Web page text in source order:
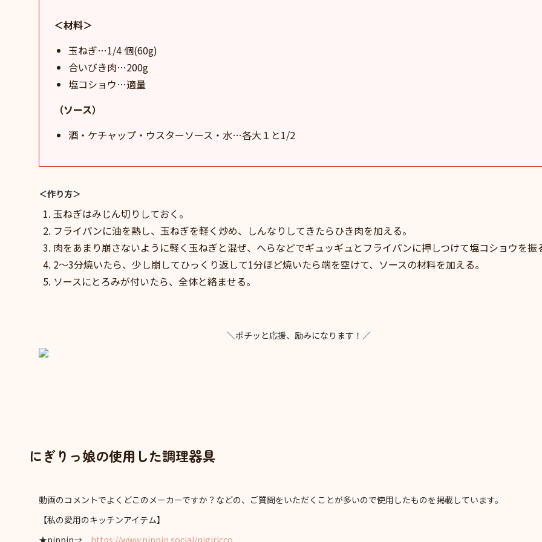
＜材料＞
玉ねぎ…1/4 個(60g)
合いびき肉…200g
塩コショウ…適量
（ソース）
酒・ケチャップ・ウスターソース・水…各大１と1/2
＜作り方＞
玉ねぎはみじん切りしておく。
フライパンに油を熱し、玉ねぎを軽く炒め、しんなりしてきたらひき肉を加える。
肉をあまり崩さないように軽く玉ねぎと混ぜ、へらなどでギュッギュとフライパンに押しつけて塩コショウを振
2〜3分焼いたら、少し崩してひっくり返して1分ほど焼いたら端を空けて、ソースの材料を加える。
ソースにとろみが付いたら、全体と絡ませる。
＼ポチッと応援、励みになります！／
にぎりっ娘の使用した調理器具
動画のコメントでよくどこのメーカーですか？などの、ご質問をいただくことが多いので使用したものを掲載しています。
【私の愛用のキッチンアイテム】
★pippin→ https://www.pippin.social/nigiricco